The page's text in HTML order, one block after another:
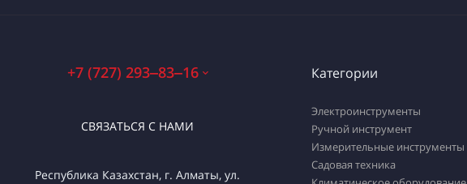
+7 (727) 293‒83‒16
СВЯЗАТЬСЯ С НАМИ
Республика Казахстан, г. Алматы, ул.
Категории
Электроинструменты
Ручной инструмент
Измерительные инструменты
Садовая техника